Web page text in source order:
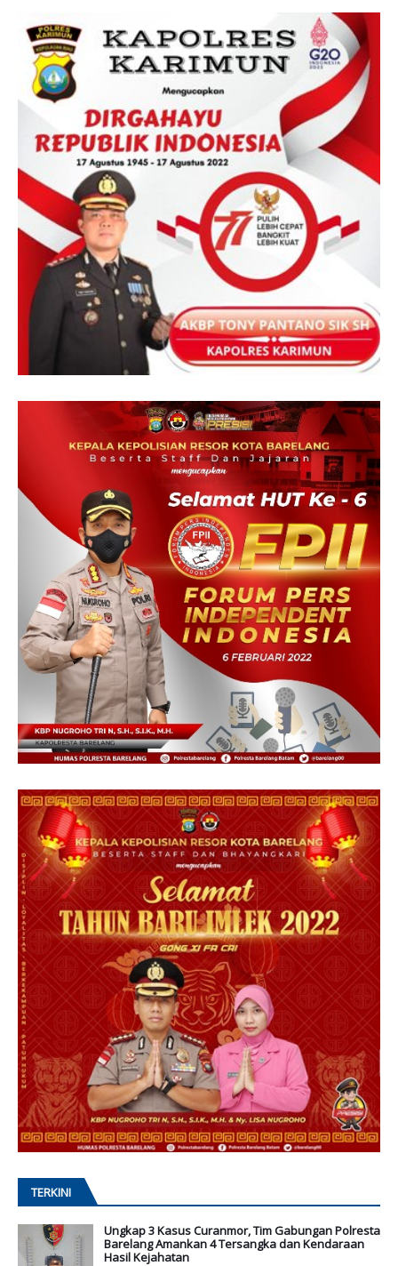
TERKINI
Ungkap 3 Kasus Curanmor, Tim Gabungan Polresta
Barelang Amankan 4 Tersangka dan Kendaraan
Hasil Kejahatan